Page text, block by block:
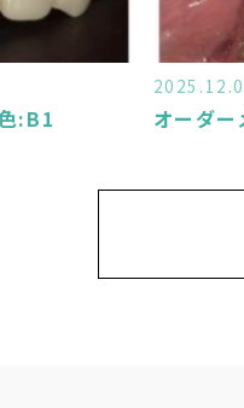
:B1 オーダ